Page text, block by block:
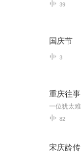
39
国庆节
3
重庆往事
82
宋庆龄传